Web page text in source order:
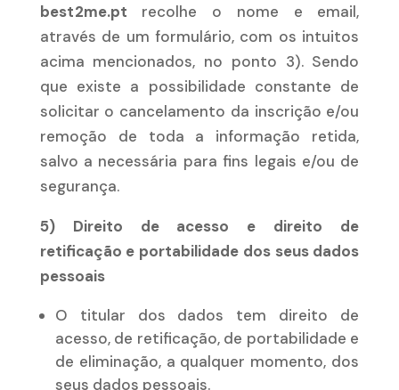
best2me.pt recolhe o nome e email,
através de um formulário, com os intuitos
acima mencionados, no ponto 3). Sendo
que existe a possibilidade constante de
solicitar o cancelamento da inscrição e/ou
remoção de toda a informação retida,
salvo a necessária para fins legais e/ou de
segurança.
5) Direito de acesso e direito de
retificação e portabilidade dos seus dados
pessoais
O titular dos dados tem direito de
acesso, de retificação, de portabilidade e
de eliminação, a qualquer momento, dos
seus dados pessoais.